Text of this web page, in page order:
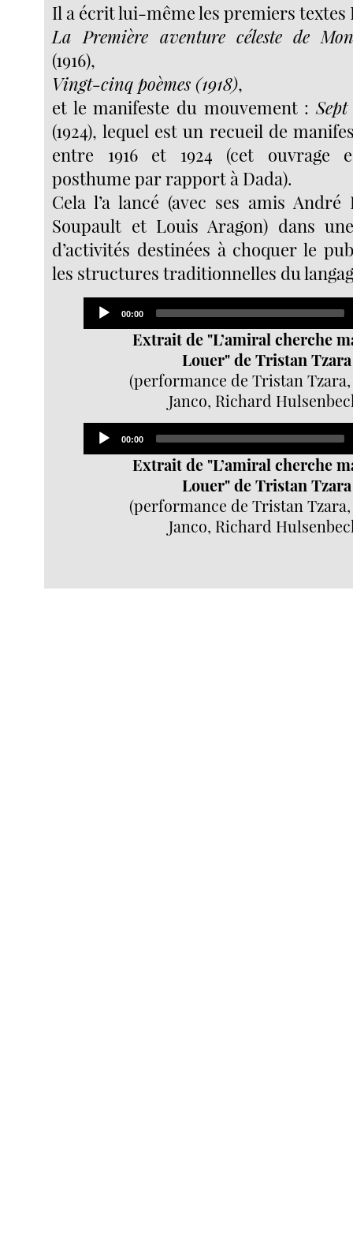
Il a écrit lui-même les premiers textes
La Première aventure céleste de
(1916),
Vingt-cinq poèmes (1918),
et le manifeste du mouvement :
(1924), lequel est un recueil de
entre 1916 et 1924 (cet ouvrage
posthume par rapport à Dada).
Cela l’a lancé (avec ses amis
Soupault et Louis Aragon) dans
d’activités destinées à choquer le
les structures traditionnelles du
Player
Current
00:00
Extrait de "L’amiral cherche
Louer" de Tristan Tzara
(performance de Tristan
Janco, Richard
Audio
Player
Current
00:00
Extrait de "L’amiral cherche
Louer" de Tristan Tzara
(performance de Tristan
Janco, Richard